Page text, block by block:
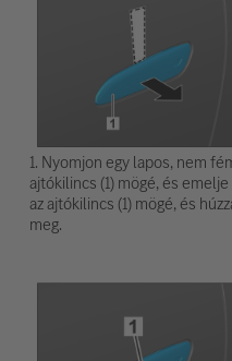
1. Nyomjon egy lapos, nem
ajtókilincs (1) mögé, és
az ajtókilincs (1) mögé, és
meg.